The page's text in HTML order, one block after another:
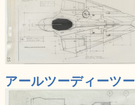
アールツーディーツー